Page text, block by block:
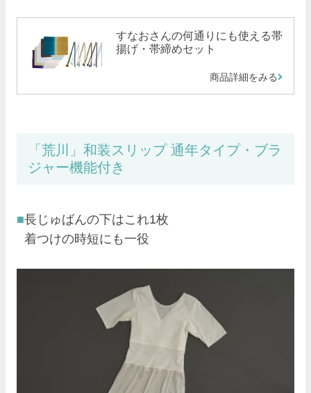
すなおさんの何通りにも使える帯
揚げ・帯締めセット
商品詳細をみる
「荒川」和装スリップ 通年タイプ・ブラ
ジャー機能付き
長じゅばんの下はこれ1枚
着つけの時短にも一役